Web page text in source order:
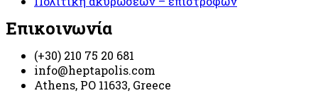
Επικοινωνία
(+30) 210 75 20 681
info@heptapolis.com
Athens, PO 11633, Greece